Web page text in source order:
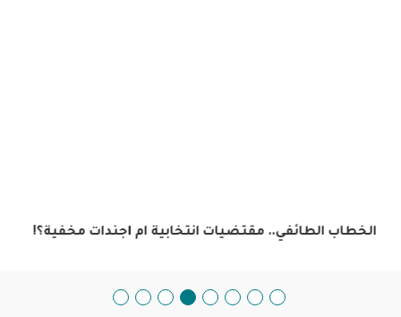
الخطاب الطائفي.. مقتضيات انتخابية ام اجندات مخفية؟!